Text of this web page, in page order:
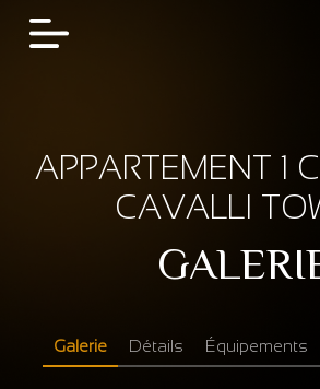
APPARTEMENT 1
CAVALLI
Galerie Détails Équipements